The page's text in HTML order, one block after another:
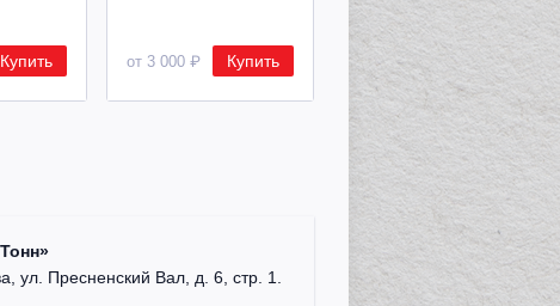
Купить от 3 000 ₽ Купить от 8 500 ₽ Купить
ул. Пресненский Вал, д. 6, стр. 1.
Римско-
г.